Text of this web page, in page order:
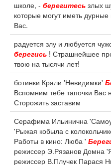
школе, - берегитесь злых
которые могут иметь дурные
Вас.
радуется злу и любуется
берегись ! Страшнейшее
твою на тысячи лет!
ботинки Крали 'Невидимки'
Вспомним тебе тапочки Вас
Сторожить заставим
Серафима Ильинична
'Рыжая кобыла с
Работы в кино: Люба '
режиссер Э.Рязанов Домна
режиссер В.Плучек Парася